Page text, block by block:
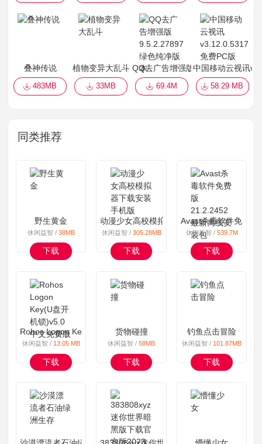
叠神传说
483MB
植物变异大乱斗
33MB
QQ去广告增强版 9.5.2.27897绿色
69.4M
中国移动云视讯
58.29 MB
同类推荐
野生黄金
休闲益智 / 38MB
下载
动漫少女高校模拟器下载安装手机版
休闲益智 / 305.28MB
下载
Avast杀毒软件免费
休闲益智 / 539.7M
下载
Rohos Logon Key(U盘开机锁)v5.0中文免费版
休闲益智 / 13.05 MB
下载
货物碰撞
休闲益智 /58MB
下载
钓鱼点击冒险
休闲益智 / 101.87MB
下载